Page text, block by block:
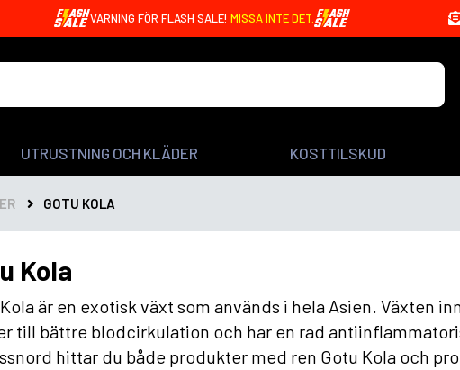
VARNING FÖR FLASH SALE! MISSA INTE DET.
UTRUSTNING OCH KLÄDER KOSTTILSKUD
GOTU KOLA
Kola
är en exotisk växt som används i hela Asien. Växten
till bättre blodcirkulation och har en rad
hittar du både produkter med ren Gotu Kola och